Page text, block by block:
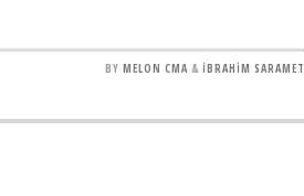
BY MELON CMA & İBRAHİM SARAMET